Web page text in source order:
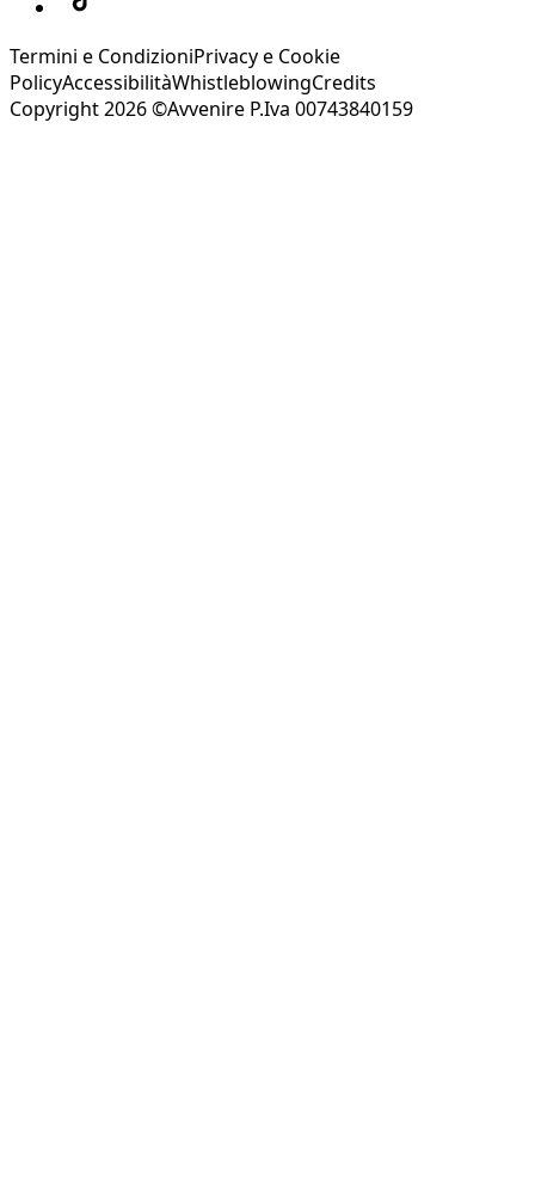
Termini e CondizioniPrivacy e Cookie
PolicyAccessibilitàWhistleblowingCredits
Copyright 2026 ©Avvenire P.Iva 00743840159